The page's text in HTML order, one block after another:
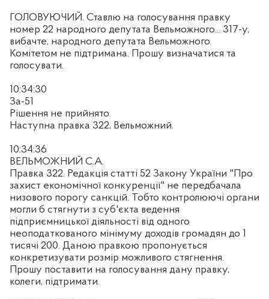
ГОЛОВУЮЧИЙ. Ставлю на голосування правку
номер 22 народного депутата Вельможного... 317-у,
вибачте, народного депутата Вельможного.
Комітетом не підтримана. Прошу визначатися та
голосувати.
10:34:30
За-51
Рішення не прийнято.
Наступна правка 322, Вельможний.
10:34:36
ВЕЛЬМОЖНИЙ С.А.
Правка 322. Редакція статті 52 Закону України "Про
захист економічної конкуренції" не передбачала
низового порогу санкцій. Тобто контролюючі органи
могли б стягнути з суб'єкта ведення
підприємницької діяльності від одного
неоподаткованого мінімуму доходів громадян до 1
тисячі 200. Даною правкою пропонується
конкретизувати розмір можливого стягнення.
Прошу поставити на голосування дану правку,
колеги, підтримати.